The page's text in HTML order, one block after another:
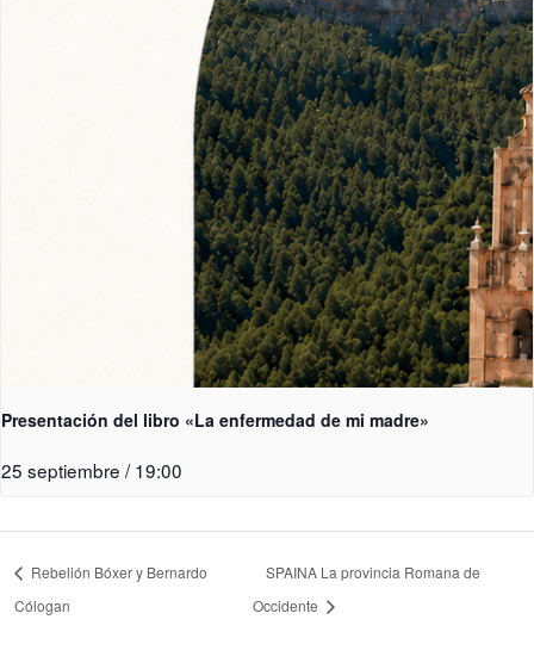
Presentación del libro «La enfermedad de mi madre»
25 septiembre / 19:00
Rebelión Bóxer y Bernardo
Cólogan
SPAINA La provincia Romana de
Occidente